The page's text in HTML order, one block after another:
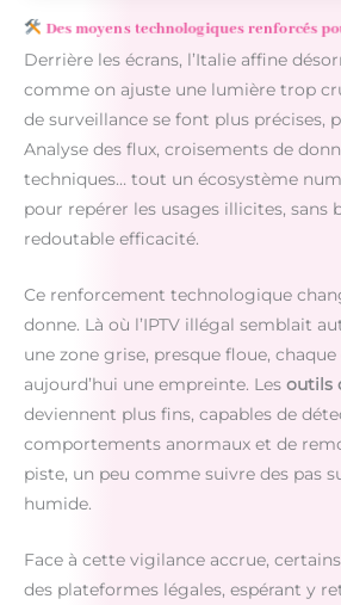
Des moyens technologiques renforcés
Derrière les écrans, l’Italie affine
comme on ajuste une lumière trop
de surveillance se font plus précises,
Analyse des flux, croisements de
techniques… tout un écosystème
pour repérer les usages illicites, sans
redoutable efficacité.
Ce renforcement technologique
donne. Là où l’IPTV illégal semblait
une zone grise, presque floue,
aujourd’hui une empreinte. Les outils
deviennent plus fins, capables de
comportements anormaux et de
piste, un peu comme suivre des pas
humide.
Face à cette vigilance accrue,
des plateformes légales, espérant y